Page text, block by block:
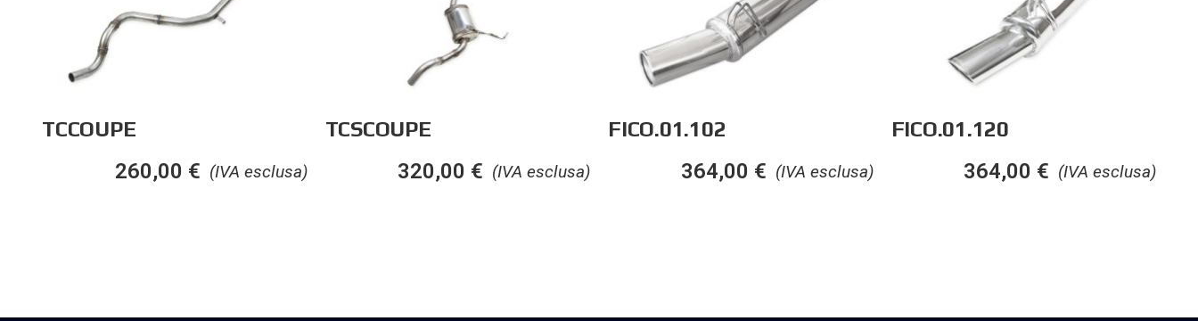
TCCOUPE
(IVA esclusa)
260,00 €
TCSCOUPE
(IVA esclusa)
320,00 €
FICO.01.102
(IVA esclusa)
364,00 €
FICO.01.120
(IVA esclusa)
364,00 €